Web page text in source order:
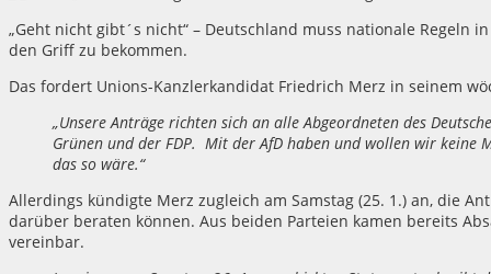
„Geht nicht gibt´s nicht“ – Deutschland muss nationale Regeln
den Griff zu bekommen.
Das fordert Unions-Kanzlerkandidat Friedrich Merz in seinem
„Unsere Anträge richten sich an alle Abgeordneten des
Grünen und der FDP. Mit der AfD haben und wollen wir keine
das so wäre.“
Allerdings kündigte Merz zugleich am Samstag (25. 1.) an, die
darüber beraten können. Aus beiden Parteien kamen bereits
vereinbar.